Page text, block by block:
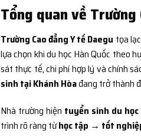
Tổng quan về Trường
Trường Cao đẳng Y tế Daegu tọa
lựa chọn khi du học Hàn Quốc theo
sát thực tế, chi phí hợp lý và chính
sinh tại Khánh Hòađang trở thành
Nhà trường hiện tuyển sinh du học
trình rõ ràng từhọc tập → tốt